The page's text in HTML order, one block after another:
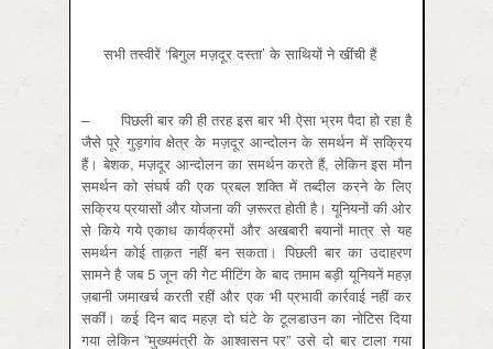
सभी तस्‍वीरें ‘बिगुल मज़दूर दस्‍ता’ के साथियों ने खींची हैं
– पिछली बार की ही तरह इस बार भी ऐसा भ्रम पैदा हो रहा है
जैसे पूरे गुड़गांव क्षेत्र के मज़दूर आन्‍दोलन के समर्थन में सक्रिय
हैं। बेशक, मज़दूर आन्‍दोलन का समर्थन करते हैं, लेकिन इस मौन
समर्थन को संघर्ष की एक प्रबल शक्ति में तब्‍दील करने के लिए
सक्रिय प्रयासों और योजना की ज़रूरत होती है। यूनियनों की ओर
से किये गये एकाध कार्यक्रमों और अखबारी बयानों मात्र से यह
समर्थन कोई ताक़त नहीं बन सकता। पिछली बार का उदाहरण
सामने है जब 5 जून की गेट मीटिंग के बाद तमाम बड़ी यूनियनें महज़
ज़बानी जमाखर्च करती रहीं और एक भी प्रभावी कार्रवाई नहीं कर
सकीं। कई दिन बाद महज़ दो घंटे के टूलडाउन का नोटिस दिया
गया लेकिन ”मुख्‍यमंत्री के आश्‍वासन पर” उसे दो बार टाला गया